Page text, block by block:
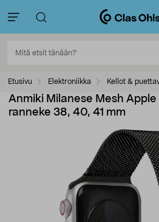
Etusivu Elektroniikka Kellot &
Anmiki Milanese Mesh
ranneke 38, 40, 41 mm